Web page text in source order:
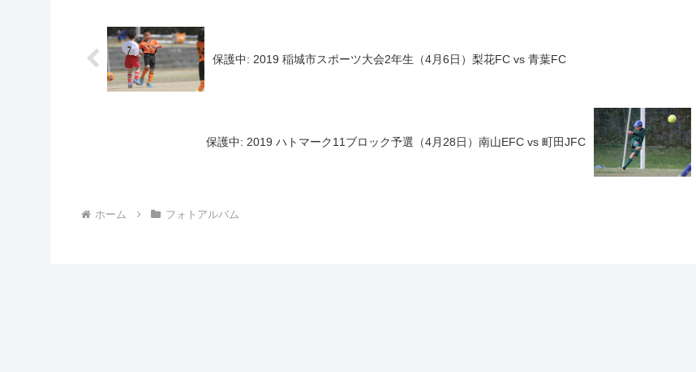
保護中: 2019 稲城市スポーツ大会2年生（4月6日）梨花FC vs 青葉FC
保護中: 2019 ハトマーク11ブロック予選（4月28日）南山EFC vs 町田JFC
ホーム フォトアルバム